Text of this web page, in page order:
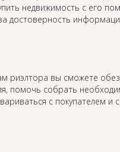
недвижимость с его
достоверность
риэлтора вы сможете
помочь собрать
с покупателем и